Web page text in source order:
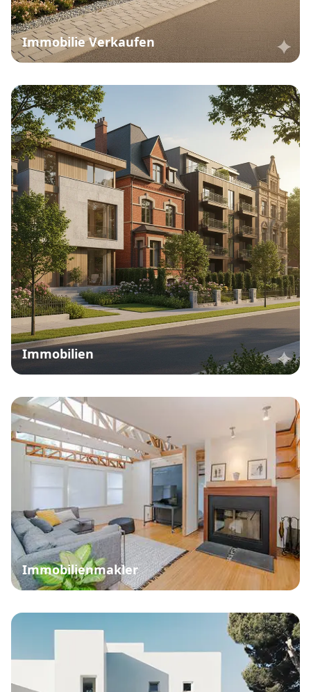
Immobilie Verkaufen
Immobilien
Immobilienmakler